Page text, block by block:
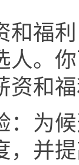
和福
人。
资和
：为
，并